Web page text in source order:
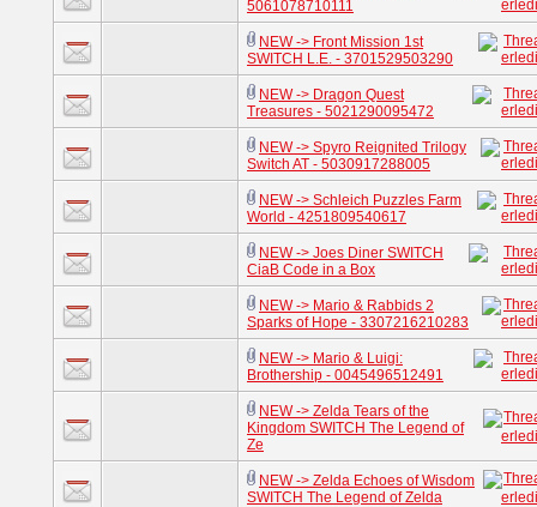
5061078710111
NEW -> Front Mission 1st
SWITCH L.E. - 3701529503290
NEW -> Dragon Quest
Treasures - 5021290095472
NEW -> Spyro Reignited Trilogy
Switch AT - 5030917288005
NEW -> Schleich Puzzles Farm
World - 4251809540617
NEW -> Joes Diner SWITCH
CiaB Code in a Box
NEW -> Mario & Rabbids 2
Sparks of Hope - 3307216210283
NEW -> Mario & Luigi:
Brothership - 0045496512491
NEW -> Zelda Tears of the
Kingdom SWITCH The Legend of
Ze
NEW -> Zelda Echoes of Wisdom
SWITCH The Legend of Zelda